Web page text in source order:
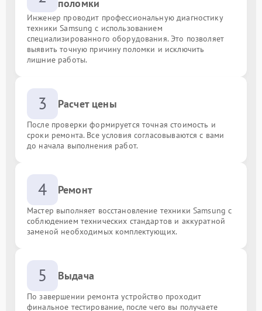
поломки
Инженер проводит профессиональную диагностику
техники Samsung с использованием
специализированного оборудования. Это позволяет
выявить точную причину поломки и исключить
лишние работы.
3 Расчет цены
После проверки формируется точная стоимость и
сроки ремонта. Все условия согласовываются с вами
до начала выполнения работ.
4 Ремонт
Мастер выполняет восстановление техники Samsung с
соблюдением технических стандартов и аккуратной
заменой необходимых комплектующих.
5 Выдача
По завершении ремонта устройство проходит
финальное тестирование, после чего вы получаете